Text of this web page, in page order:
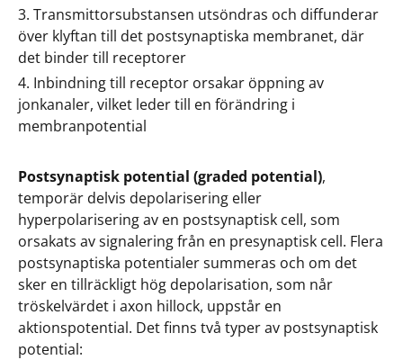
Transmittorsubstansen utsöndras och diffunderar
över klyftan till det postsynaptiska membranet, där
det binder till receptorer
Inbindning till receptor orsakar öppning av
jonkanaler, vilket leder till en förändring i
membranpotential
Postsynaptisk potential (graded potential),
temporär delvis depolarisering eller
hyperpolarisering av en postsynaptisk cell, som
orsakats av signalering från en presynaptisk cell. Flera
postsynaptiska potentialer summeras och om det
sker en tillräckligt hög depolarisation, som når
tröskelvärdet i axon hillock, uppstår en
aktionspotential. Det finns två typer av postsynaptisk
potential: